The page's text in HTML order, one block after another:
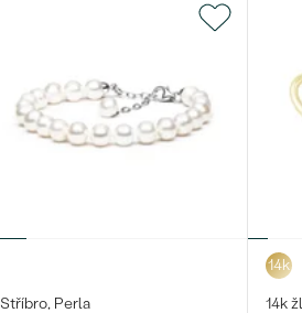
Stříbro, Perla
14k
14k